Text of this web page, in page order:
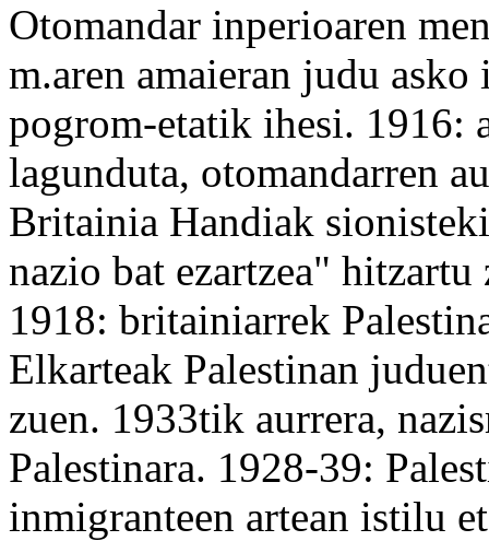
Otomandar inperioaren
m.aren amaieran judu
pogrom-etatik ihesi. 1916:
lagunduta, otomandarren
Britainia Handiak
nazio bat ezartzea" hitzartu
1918: britainiarrek
Elkarteak Palestinan
zuen. 1933tik aurrera,
Palestinara. 1928-39:
inmigranteen artean istilu